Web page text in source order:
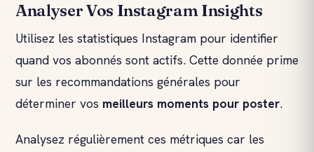
Analyser Vos Instagram Insights
Utilisez les statistiques Instagram pour identifier
quand vos abonnés sont actifs. Cette donnée prime
sur les recommandations générales pour
déterminer vos meilleurs moments pour poster.
Analysez régulièrement ces métriques car les